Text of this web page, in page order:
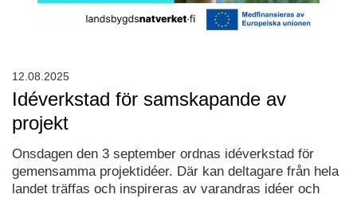
Idéverkstad för samskapande av
projekt
Onsdagen den 3 september ordnas idéverkstad för
gemensamma projektidéer. Där kan deltagare från hela
landet träffas och inspireras av varandras idéer och
12.08.2025